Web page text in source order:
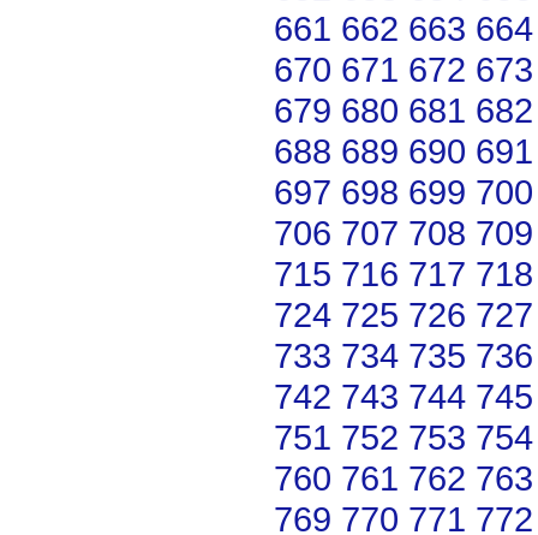
661 662 663 664
670 671 672 673
679 680 681 682
688 689 690 691
697 698 699 700
706 707 708 709
715 716 717 718
724 725 726 727
733 734 735 736
742 743 744 745
751 752 753 754
760 761 762 763
769 770 771 772